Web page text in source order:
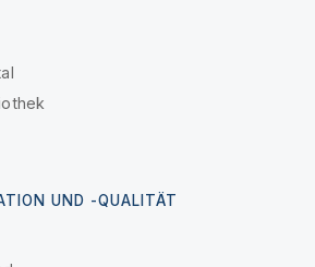
UND -QUALITÄT